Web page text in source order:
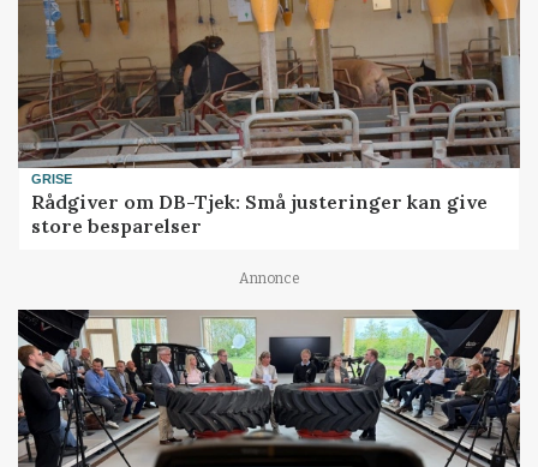
GRISE
Rådgiver om DB-Tjek: Små justeringer kan give
store besparelser
Annonce